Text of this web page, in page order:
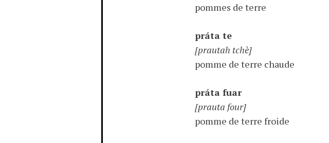
pommes de terre
práta te
[prautah tchè]
pomme de terre chaude
práta fuar
[prauta four]
pomme de terre froide